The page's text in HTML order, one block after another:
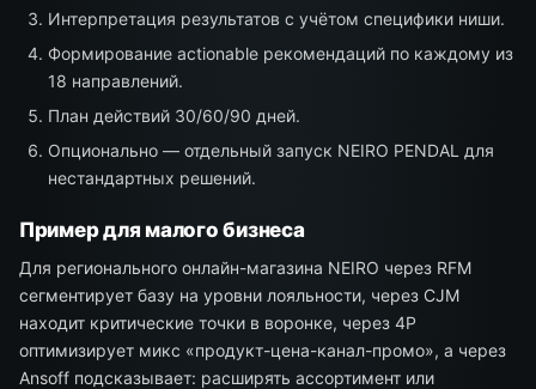
Интерпретация результатов с учётом специфики ниши.
Формирование actionable рекомендаций по каждому из
18 направлений.
План действий 30/60/90 дней.
Опционально — отдельный запуск NEIRO PENDAL для
нестандартных решений.
Пример для малого бизнеса
Для регионального онлайн-магазина NEIRO через RFM
сегментирует базу на уровни лояльности, через CJM
находит критические точки в воронке, через 4P
оптимизирует микс «продукт-цена-канал-промо», а через
Ansoff подсказывает: расширять ассортимент или